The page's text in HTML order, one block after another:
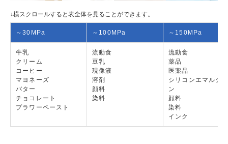
～30MPa ～100MPa ～150MPa
牛乳
クリーム
コーヒー
マヨネーズ
バター
チョコレート
プラワーペースト
流動食
豆乳
現像液
溶剤
顔料
染料
流動食
薬品
医薬品
シリコンエマルジ
ン
顔料
染料
インク